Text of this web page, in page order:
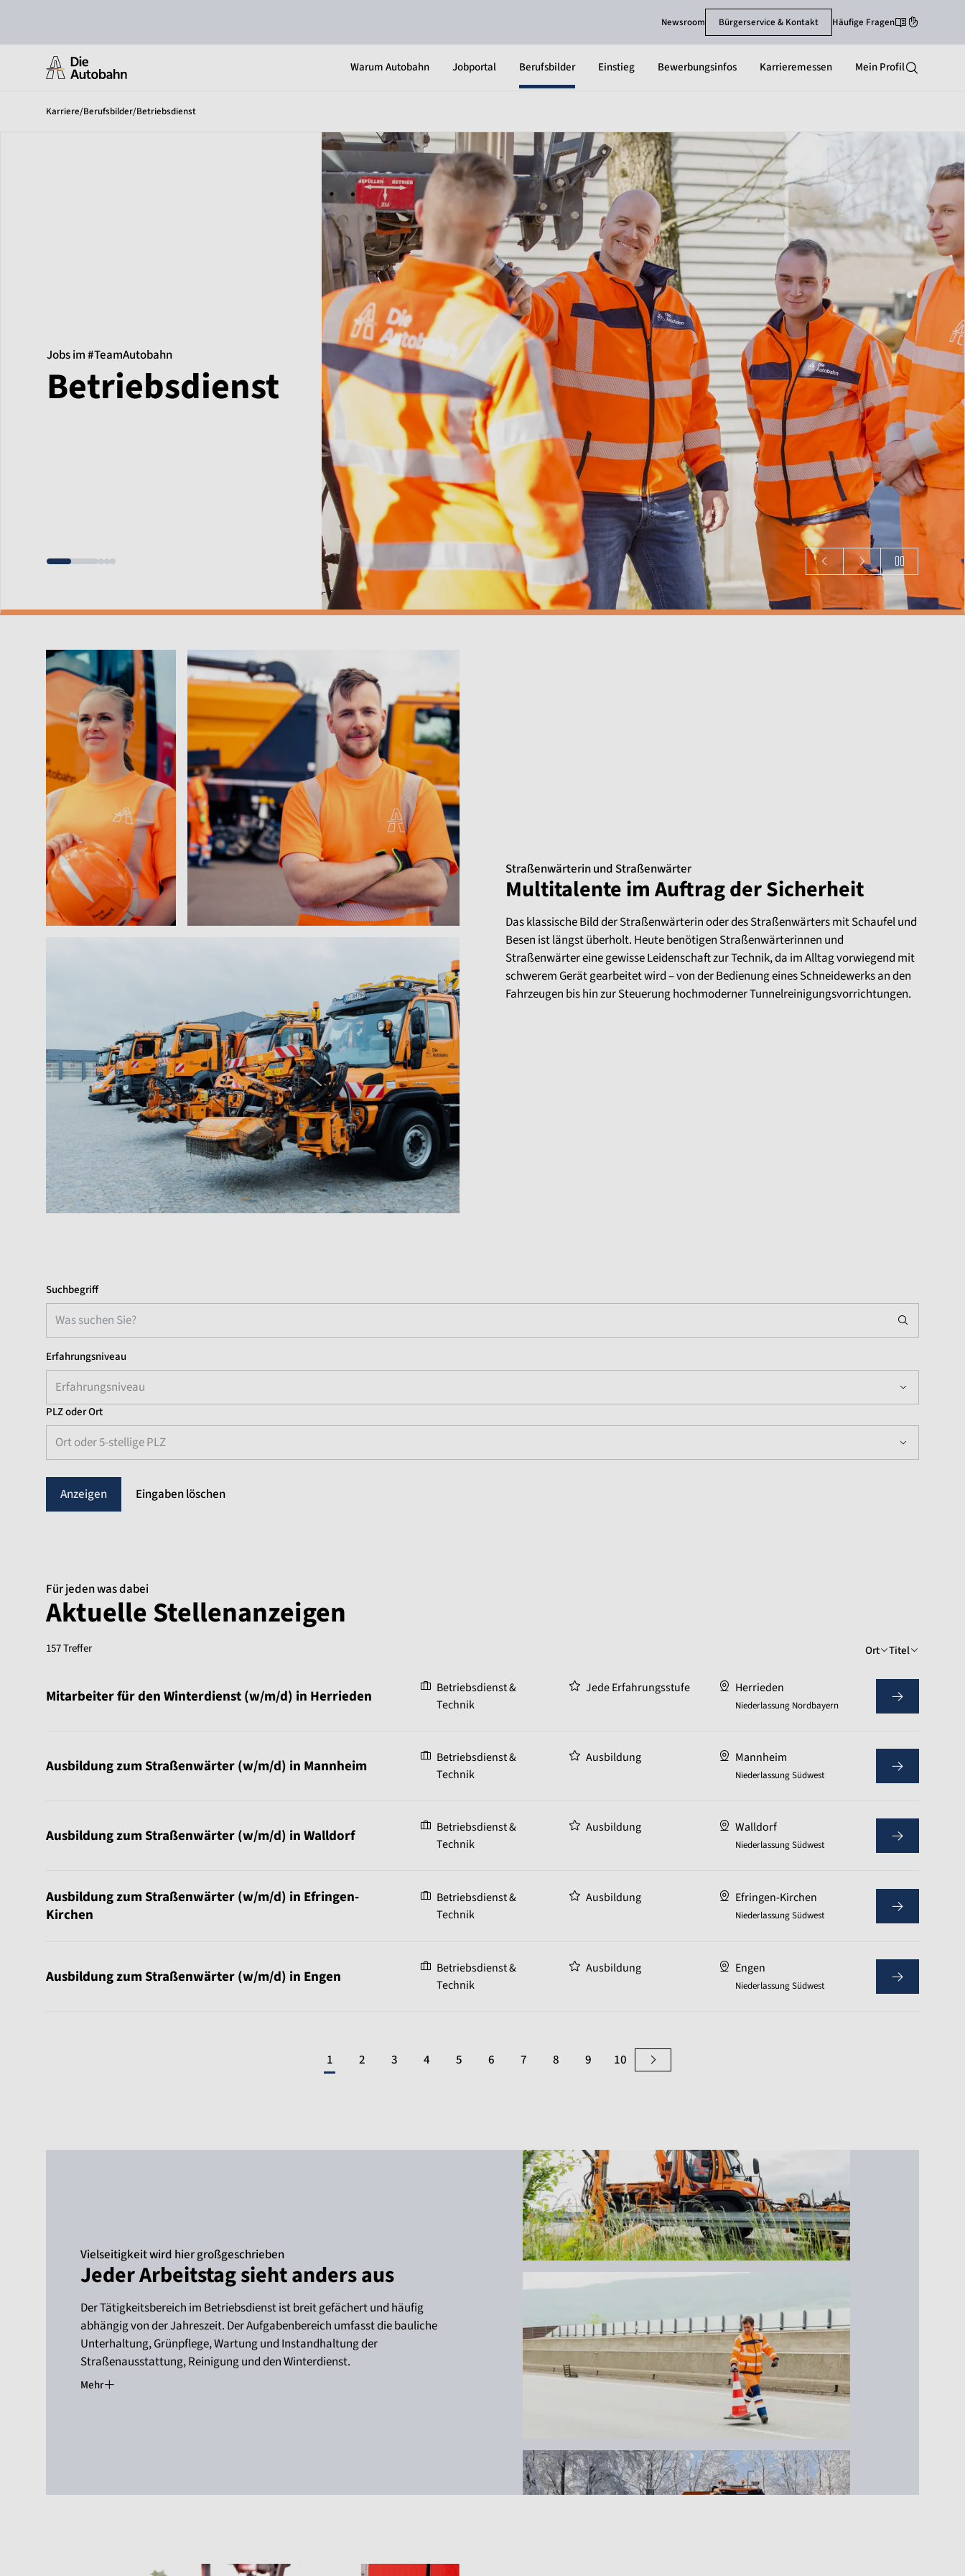
Newsroom Bürgerservice & Kontakt Häufige FragenLeichte-Sprache
Warum Autobahn Jobportal Berufsbilder Einstieg Bewerbungsinfos Karrieremessen Mein Profil
Karriere/Berufsbilder/Betriebsdienst
Jobs im #TeamAutobahn
Betriebsdienst
Straßenwärterin und Straßenwärter
Multitalente im Auftrag der Sicherheit
Das klassische Bild der Straßenwärterin oder des Straßenwärters mit Schaufel und
Besen ist längst überholt. Heute benötigen Straßenwärterinnen und
Straßenwärter eine gewisse Leidenschaft zur Technik, da im Alltag vorwiegend mit
schwerem Gerät gearbeitet wird – von der Bedienung eines Schneidewerks an den
Fahrzeugen bis hin zur Steuerung hochmoderner Tunnelreinigungsvorrichtungen.
Suchbegriff
Erfahrungsniveau
Erfahrungsniveau
PLZ oder Ort
Ort oder 5-stellige PLZ
Eingaben löschen
Für jeden was dabei
Aktuelle Stellenanzeigen
157 Treffer Ort Titel
Mitarbeiter für den Winterdienst (w/m/d) in Herrieden
Betriebsdienst &
Technik
Jede Erfahrungsstufe Herrieden
Niederlassung Nordbayern
Ausbildung zum Straßenwärter (w/m/d) in Mannheim
Betriebsdienst &
Technik
Ausbildung Mannheim
Niederlassung Südwest
Ausbildung zum Straßenwärter (w/m/d) in Walldorf
Betriebsdienst &
Technik
Ausbildung Walldorf
Niederlassung Südwest
Ausbildung zum Straßenwärter (w/m/d) in Efringen-
Kirchen
Betriebsdienst &
Technik
Ausbildung Efringen-Kirchen
Niederlassung Südwest
Ausbildung zum Straßenwärter (w/m/d) in Engen
Betriebsdienst &
Technik
Ausbildung Engen
Niederlassung Südwest
1 2 3 4 5 6 7 8 9 10
Vielseitigkeit wird hier großgeschrieben
Jeder Arbeitstag sieht anders aus
Der Tätigkeitsbereich im Betriebsdienst ist breit gefächert und häufig
abhängig von der Jahreszeit. Der Aufgabenbereich umfasst die bauliche
Unterhaltung, Grünpflege, Wartung und Instandhaltung der
Straßenausstattung, Reinigung und den Winterdienst.
Mehr